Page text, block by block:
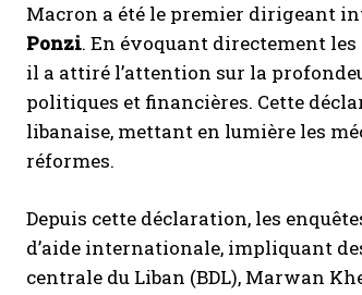
Macron a été le premier dirigeant
Ponzi. En évoquant directement
il a attiré l’attention sur la
politiques et financières. Cette
libanaise, mettant en lumière les
réformes.
Depuis cette déclaration, les
d’aide internationale, impliquant
centrale du Liban (BDL), Marwan